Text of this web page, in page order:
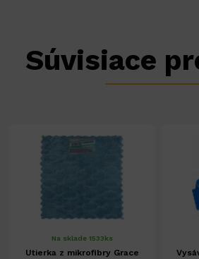
Súvisiace
Na sklade 1533ks
Utierka z mikrofibry Grace